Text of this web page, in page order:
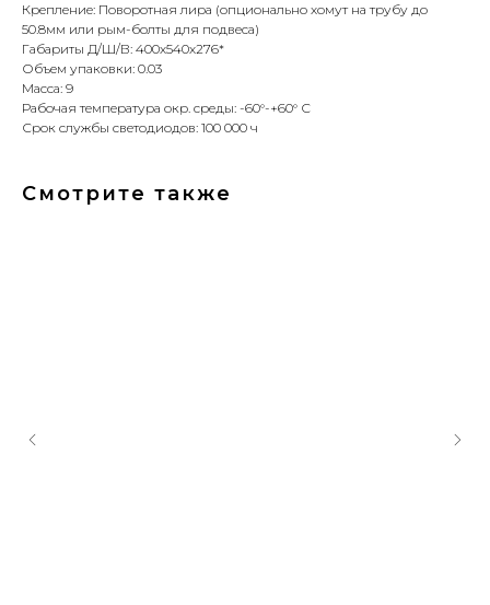
Крепление: Поворотная лира (опционально хомут на трубу до
50.8мм или рым-болты для подвеса)
Габариты Д/Ш/В: 400х540х276*
Объем упаковки: 0.03
Масса: 9
Рабочая температура окр. среды: -60°-+60° С
Срок службы светодиодов: 100 000 ч
Смотрите также